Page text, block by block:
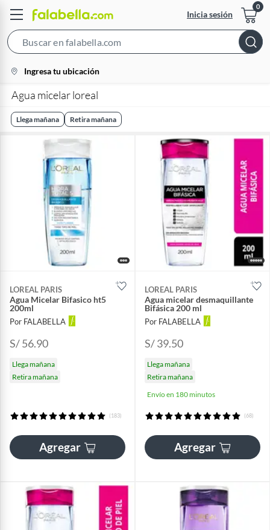
Inicia sesión
Bar
location-
icon
Ingresa tu ubicación
Agua micelar loreal
Llega mañana Retira mañana
LOREAL PARIS
Agua Micelar Bifasico ht5
200ml
Por FALABELLA
S/ 56.90
Llega mañana
Retira mañana
(183)
Agregar
LOREAL PARIS
Agua micelar desmaquillante
Bifásica 200 ml
Por FALABELLA
S/ 39.50
Llega mañana
Retira mañana
Envío en 180 minutos
(68)
Agregar